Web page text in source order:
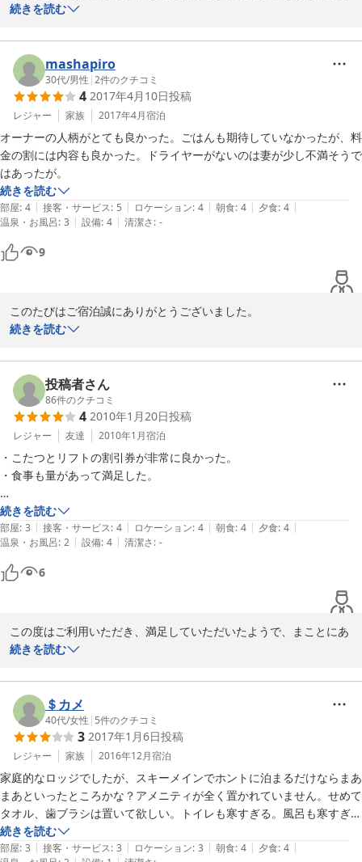
摘のお風呂時間ですが、温泉では無い為時間制限させて頂いており
営業しておりますので、そちらのご利用もご検討願えれば幸いで
す。またのご利用お待ちしております。
2010-01-20
続きを読む
mashapiro
30代/男性 |2件のクチコミ
4 2017年4月10日投稿
レジャー 家族 2017年4月宿泊
オーナーの人柄がとても良かった。ごはんも期待していなかったが、料
金の割には内容も良かった。ドライヤーがないのは妻が少し不満そうで
はあったが。
続きを読む
部屋: 4 | 接客・サービス: 5 | ロケーション: 4 | 朝食: 4 | 夕食: 4 |
温泉・お風呂: 3 | 設備: 4 | 清潔さ: -
9
このたびはご宿泊誠にありがとうございました。
良い印象で宿泊頂いたようで、嬉しく思います。
い。
2017-04-10
続きを読む
投稿者さん
86件のクチコミ
4 2010年1月20日投稿
レジャー 友達 2010年1月宿泊
・こたつとリフトの割引券が非常に良かった。
・食事も量があって満足した。
【ご利用の宿泊プラン】
和室６〜８畳
続きを読む
部屋: 3 | 接客・サービス: 4 | ロケーション: 4 | 朝食: 4 | 夕食: 4 |
温泉・お風呂: 2 | 設備: 4 | 清潔さ: -
6
この度はご利用いただき、満足していただいたようで、まことにあ
りがとうございました。またの機会をお待ちしております。
続きを読む
＄カメ
40代/女性 | 5件のクチコミ
3 2017年1月6日投稿
レジャー 家族 2016年12月宿泊
家庭的なロッジでしたが、スキーメインでホントに泊まるだけならまあ
まあといったところかな？アメニティが全く置かれていません。せめて
タオル、歯ブラシは置いて欲しい。トイレも寒すぎる。風呂も寒すぎ
る。テレビは超小さいので紅白を観るのに物足りなかった。
続きを読む
部屋: 3 | 接客・サービス: 3 | ロケーション: 3 | 朝食: 4 | 夕食: 4 |